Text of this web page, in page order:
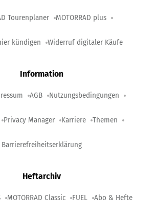
Tourenplaner MOTORRAD plus
kündigen Widerruf digitaler Käufe
Information
AGB Nutzungsbedingungen
Privacy Manager Karriere Themen
Barrierefreiheitserklärung
Heftarchiv
MOTORRAD Classic FUEL Abo & Hefte